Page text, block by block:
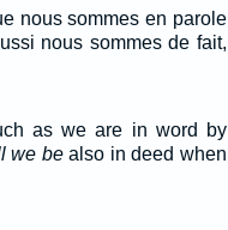
nous sommes en parole
nous sommes de fait,
as we are in word by
we bealso in deed when